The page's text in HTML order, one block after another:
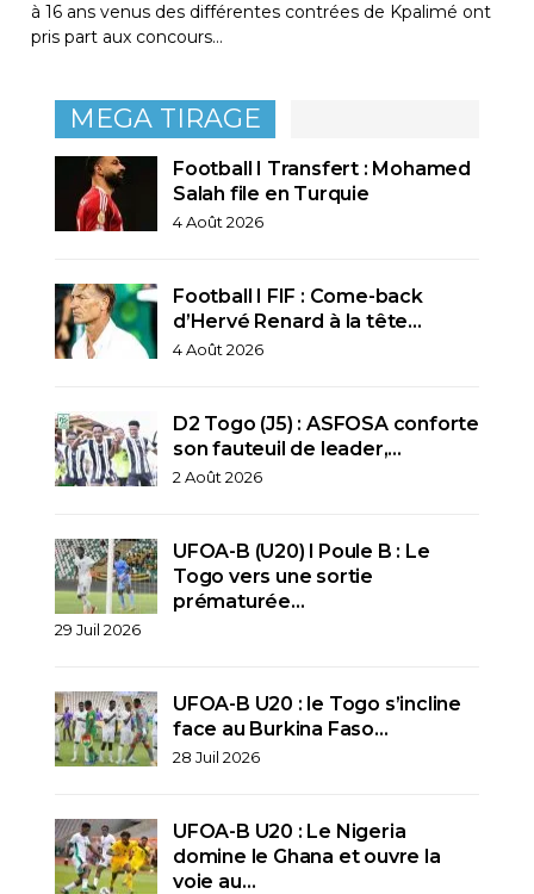
à 16 ans venus des différentes contrées de Kpalimé ont
pris part aux concours…
MEGA TIRAGE
Football I Transfert : Mohamed
Salah file en Turquie
4 Août 2026
Football I FIF : Come-back
d’Hervé Renard à la tête…
4 Août 2026
D2 Togo (J5) : ASFOSA conforte
son fauteuil de leader,…
2 Août 2026
UFOA-B (U20) l Poule B : Le
Togo vers une sortie
prématurée…
29 Juil 2026
UFOA-B U20 : le Togo s’incline
face au Burkina Faso…
28 Juil 2026
UFOA-B U20 : Le Nigeria
domine le Ghana et ouvre la
voie au…